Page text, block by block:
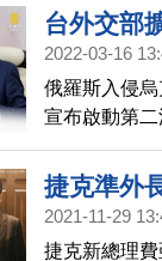
極協助安排
台外交部
2022-03-16
俄羅斯入侵
宣布啟動第
新台幣3.2億
往斯洛伐克
捷克準外
2021-11-29
捷克新總理